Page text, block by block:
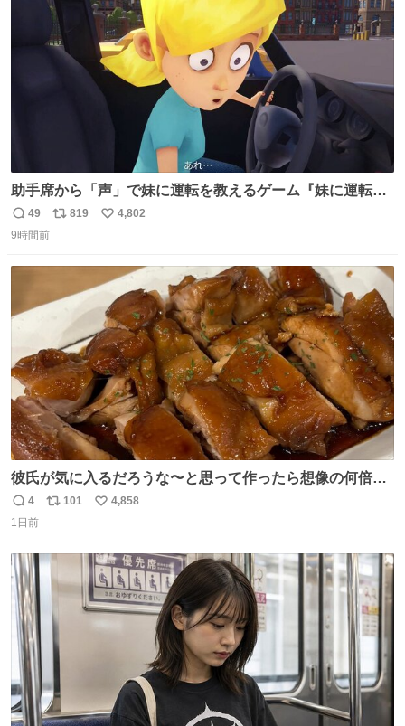
数
助手席から「声」で妹に運転を教えるゲーム『妹に運転を
教える』の最新映像が公開。危険だらけの道路で生き残れ
るか news.denfaminicogamer.jp/news/260806s プレイヤ
いく。妹のハンドリングには不安が残るが、事故を起こせ
ば大爆発
返
信
49
リ
数
819
い
数
4,802
9時間前
彼氏が気に入るだろうな〜と思って作ったら想像の何倍も
美味しい美味しい言ってくれて嬉しい
返
信
4
リ
ト
101
い
数
4,858
1日前